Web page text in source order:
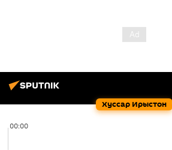
Хуссар Ирыстон
00:00